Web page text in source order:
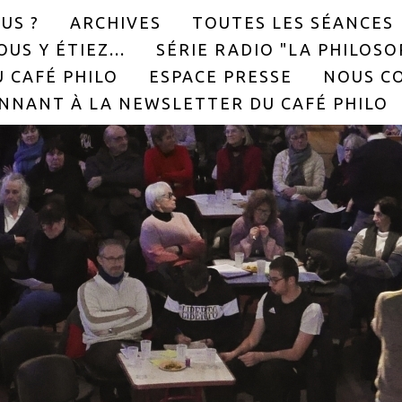
? ARCHIVES
TOUTES LES SÉANCES
Y ÉTIEZ...
SÉRIE RADIO "LA
CAFÉ PHILO
ESPACE PRESSE
NOUS
À LA NEWSLETTER DU CAFÉ PHILO